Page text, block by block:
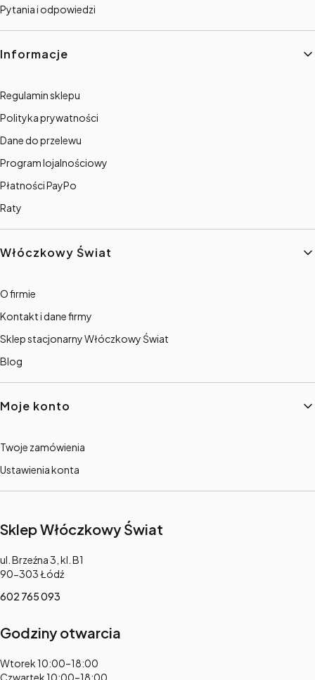
Pytania i odpowiedzi
Informacje
Regulamin sklepu
Polityka prywatności
Dane do przelewu
Program lojalnościowy
Płatności PayPo
Raty
Włóczkowy Świat
O firmie
Kontakt i dane firmy
Sklep stacjonarny Włóczkowy Świat
Blog
Moje konto
Twoje zamówienia
Ustawienia konta
Sklep Włóczkowy Świat
Adres:
ul. Brzeźna 3, kl. B1
90-303 Łódź
602 765 093
Godziny otwarcia
Adres:
Wtorek 10:00–18:00
Czwartek 10:00–18:00